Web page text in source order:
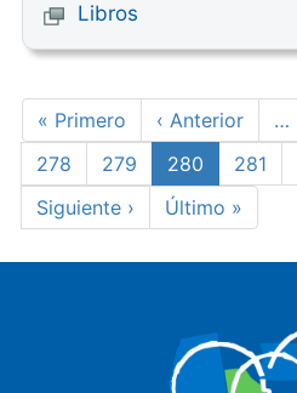
Libros
Paginación
Primera
página
« Primero
Página
anterior
‹ Anterior …
Page
278 Page
279
Página
actual
280 Page
281
Siguiente
página
Siguiente ›
Última
página
Último »